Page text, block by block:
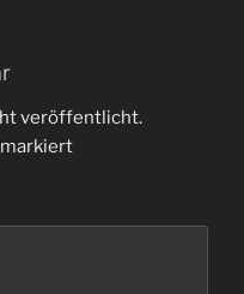
veröffentlicht.
markiert